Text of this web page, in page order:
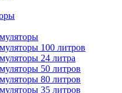
100 литров
24 литра
50 литров
80 литров
35 литров